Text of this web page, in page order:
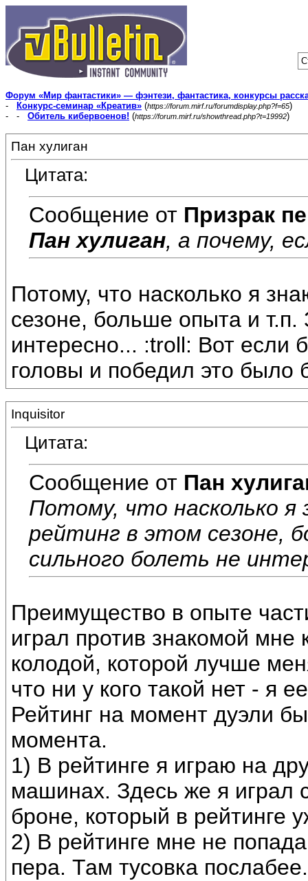
Форум «Мир фантастики» — фэнтези, фантастика, конкурсы
-
Конкурс-семинар «Креатив» (https://forum.mirf.ru/forumdisplay.php?f=65)
- - Обитель кибервоенов! (https://forum.mirf.ru/showthread.php?t=19992)
Пан хулиган
Цитата:
Сообщение от Призрак
Пан хулиган, а почему,
Потому, что насколько я
сезоне, больше опыта и т.п.
интересно... :troll: Вот если
головы и победил это было
Inquisitor
Цитата:
Сообщение от Пан
Потому, что насколько
рейтинг в этом сезоне,
сильного болеть не
Преимущество в опыте
играл против знакомой
колодой, которой лучше
что ни у кого такой нет - я
Рейтинг на момент дуэли
момента.
1) В рейтинге я играю на
машинах. Здесь же я играл
броне, который в рейтинге
2) В рейтинге мне не
пера. Там тусовка послабее.